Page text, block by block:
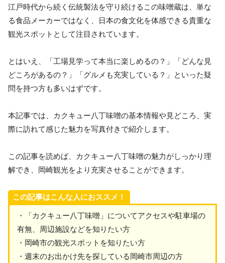
江戸時代から続く伝統製法を守り続けるこの味噌蔵は、単な
る食品メーカーではなく、日本の食文化を体感できる貴重な
観光スポットとして注目されています。
とはいえ、「工場見学って本当に楽しめるの？」「どんな見
どころがあるの？」「グルメも充実している？」といった疑
問を持つ方も多いはずです。
本記事では、カクキュー八丁味噌の基本情報や見どころ、実
際に訪れて感じた魅力を写真付きで紹介します。
この記事を読めば、カクキュー八丁味噌の魅力がしっかり理
解でき、岡崎観光をより充実させることができます。
この記事はこんな人におススメ！
・「カクキュー八丁味噌」についてアクセスや駐車場の
有無、周辺施設などを知りたい方
・岡崎市の観光スポットを知りたい方
・週末のお出かけ先を探している岡崎市周辺の方